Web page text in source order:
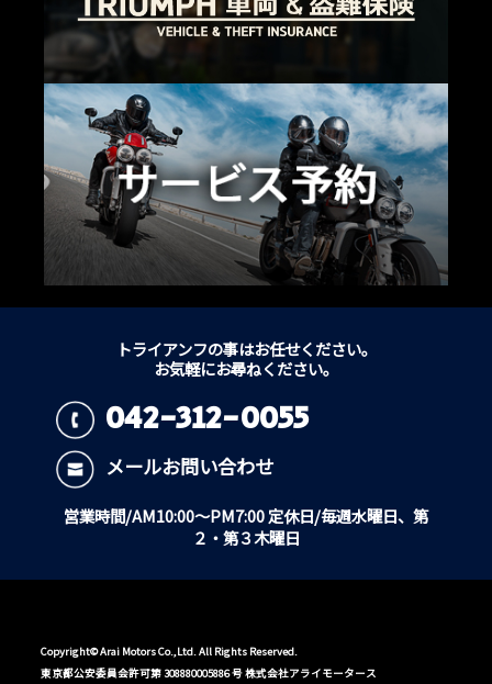
トライアンフの事はお任せください。
お気軽にお尋ねください。
042-312-0055
メールお問い合わせ
営業時間/AM10:00～PM7:00 定休日/毎週水曜日、第
２・第３木曜日
Copyright© Arai Motors Co.,Ltd. All Rights Reserved.
東京都公安委員会許可第 308880005886 号 株式会社アライモータース